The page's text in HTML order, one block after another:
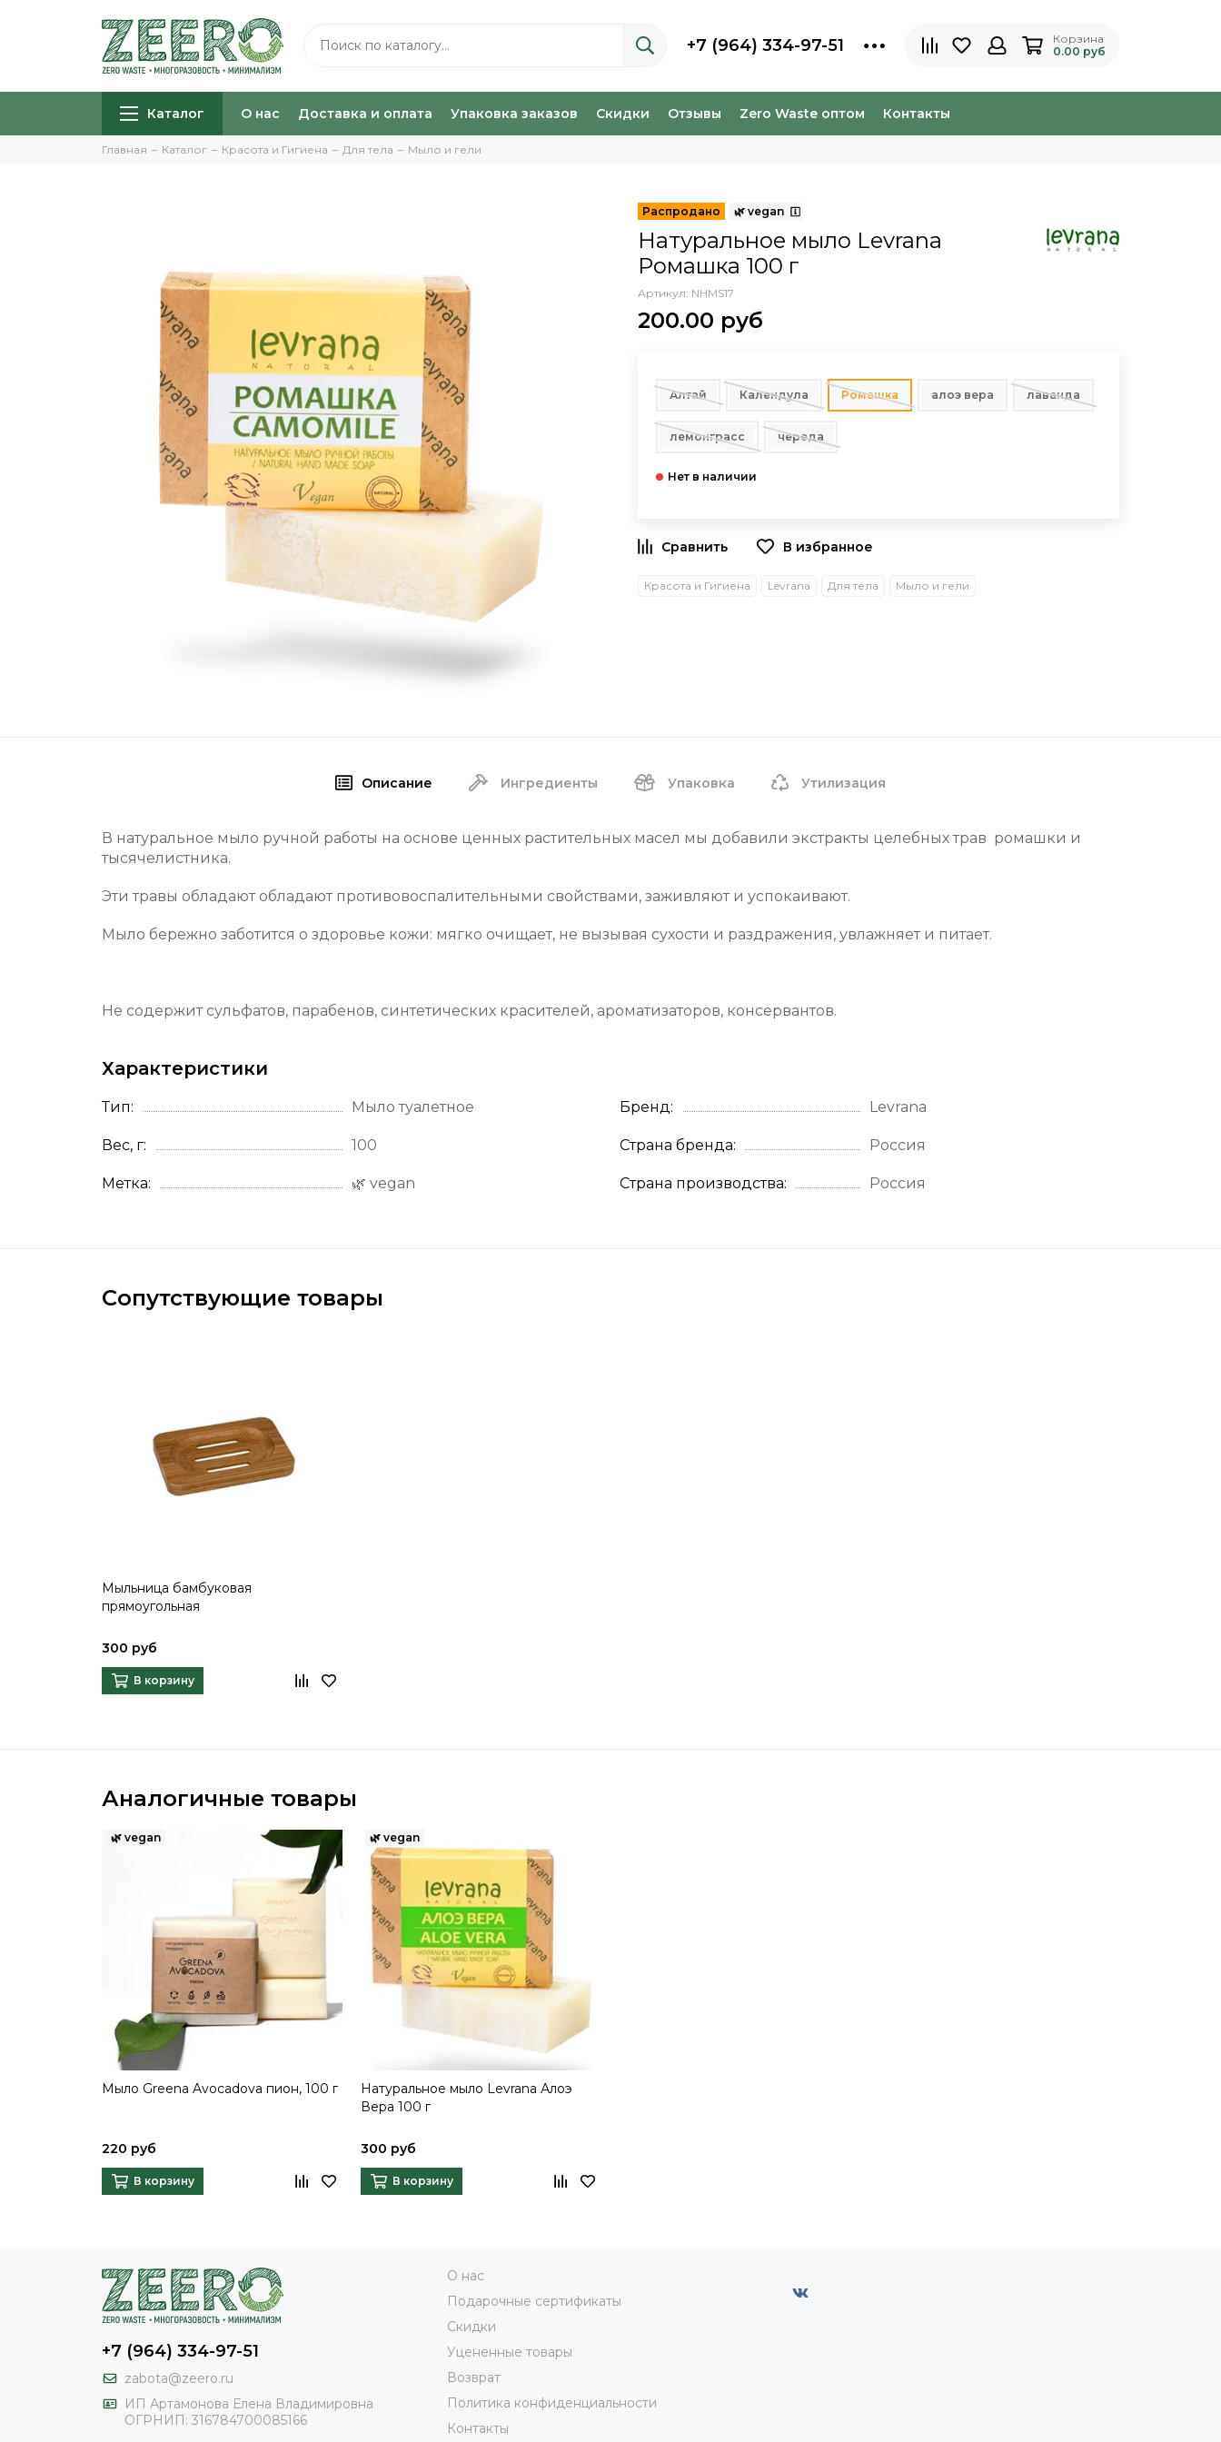
+7 (964) 334-97-51
Корзина
0.00 руб
Каталог О нас Доставка и оплата Упаковка заказов Скидки Отзывы Zero Waste оптом Контакты
Главная Каталог Красота и Гигиена Для тела Мыло и гели
Натуральное мыло Levrana
Ромашка 100 г
Артикул: NHMS17
200.00 руб
Алтай Календула Ромашка алоэ вера лаванда
лемонграсс череда
В избранное
Красота и Гигиена Levrana Для тела Мыло и гели
Описание Ингредиенты Упаковка Утилизация
В натуральное мыло ручной работы на основе ценных растительных масел мы добавили экстракты целебных трав ромашки и
тысячелистника.
Эти травы обладают обладают противовоспалительными свойствами, заживляют и успокаивают.
Мыло бережно заботится о здоровье кожи: мягко очищает, не вызывая сухости и раздражения, увлажняет и питает.
Не содержит сульфатов, парабенов, синтетических красителей, ароматизаторов, консервантов.
Характеристики
Тип Мыло туалетное
Вес, г 100
Метка 🌿 vegan
Бренд Levrana
Страна бренда Россия
Страна производства Россия
Сопутствующие товары
Мыльница бамбуковая
прямоугольная
300 руб
В корзину
Аналогичные товары
Мыло Greena Avocadova пион, 100 г
220 руб
В корзину
Натуральное мыло Levrana Алоэ
Вера 100 г
300 руб
В корзину
+7 (964) 334-97-51
zabota@zeero.ru
И П Артамонова Елена Владимировна
ОГРНИП: 316784700085166
О нас
Подарочные сертификаты
Скидки
Уцененные товары
Возврат
Политика конфиденциальности
Контакты